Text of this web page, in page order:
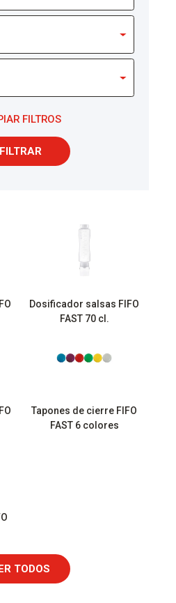
FILTROS
Dosificador salsas FIFO
FAST 70 cl.
Tapones de cierre FIFO
FAST 6 colores
TODOS